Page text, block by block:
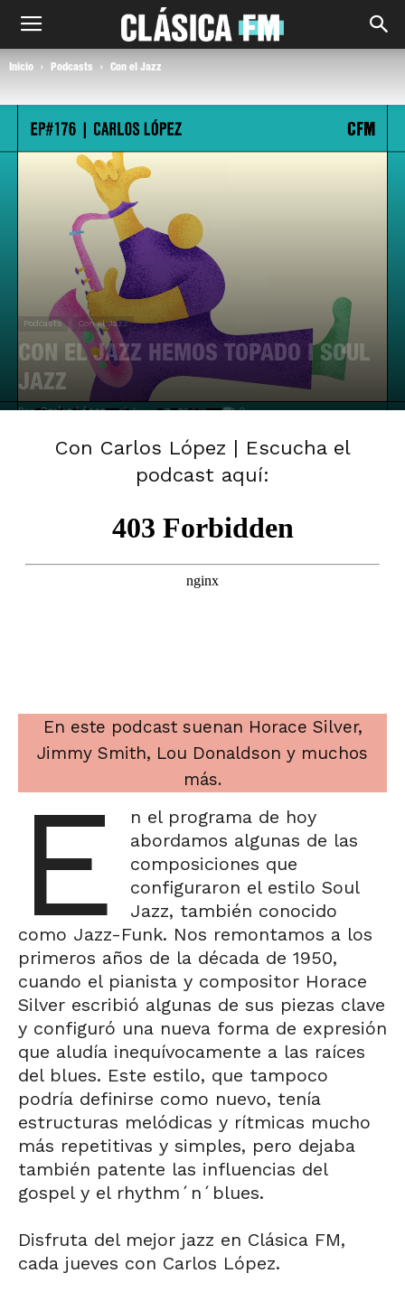
Inicio Podcasts Con el Jazz
Podcasts Con el Jazz
CON EL JAZZ HEMOS TOPADO I SOUL
JAZZ
Por Carlos López - febrero 9, 2023 0
Con Carlos López | Escucha el
podcast aquí:
En este podcast suenan Horace Silver,
Jimmy Smith, Lou Donaldson y muchos
más.
E
n el programa de hoy
abordamos algunas de las
composiciones que
configuraron el estilo Soul
Jazz, también conocido
como Jazz-Funk. Nos remontamos a los
primeros años de la década de 1950,
cuando el pianista y compositor Horace
Silver escribió algunas de sus piezas clave
y configuró una nueva forma de expresión
que aludía inequívocamente a las raíces
del blues. Este estilo, que tampoco
podría definirse como nuevo, tenía
estructuras melódicas y rítmicas mucho
más repetitivas y simples, pero dejaba
también patente las influencias del
gospel y el rhythm´n´blues.
Disfruta del mejor jazz en Clásica FM,
cada jueves con Carlos López.